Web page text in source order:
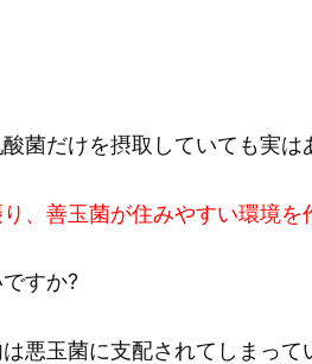
菌だけを摂取していても実は
、善玉菌が住みやすい環境を
すか?
悪玉菌に支配されてしまって